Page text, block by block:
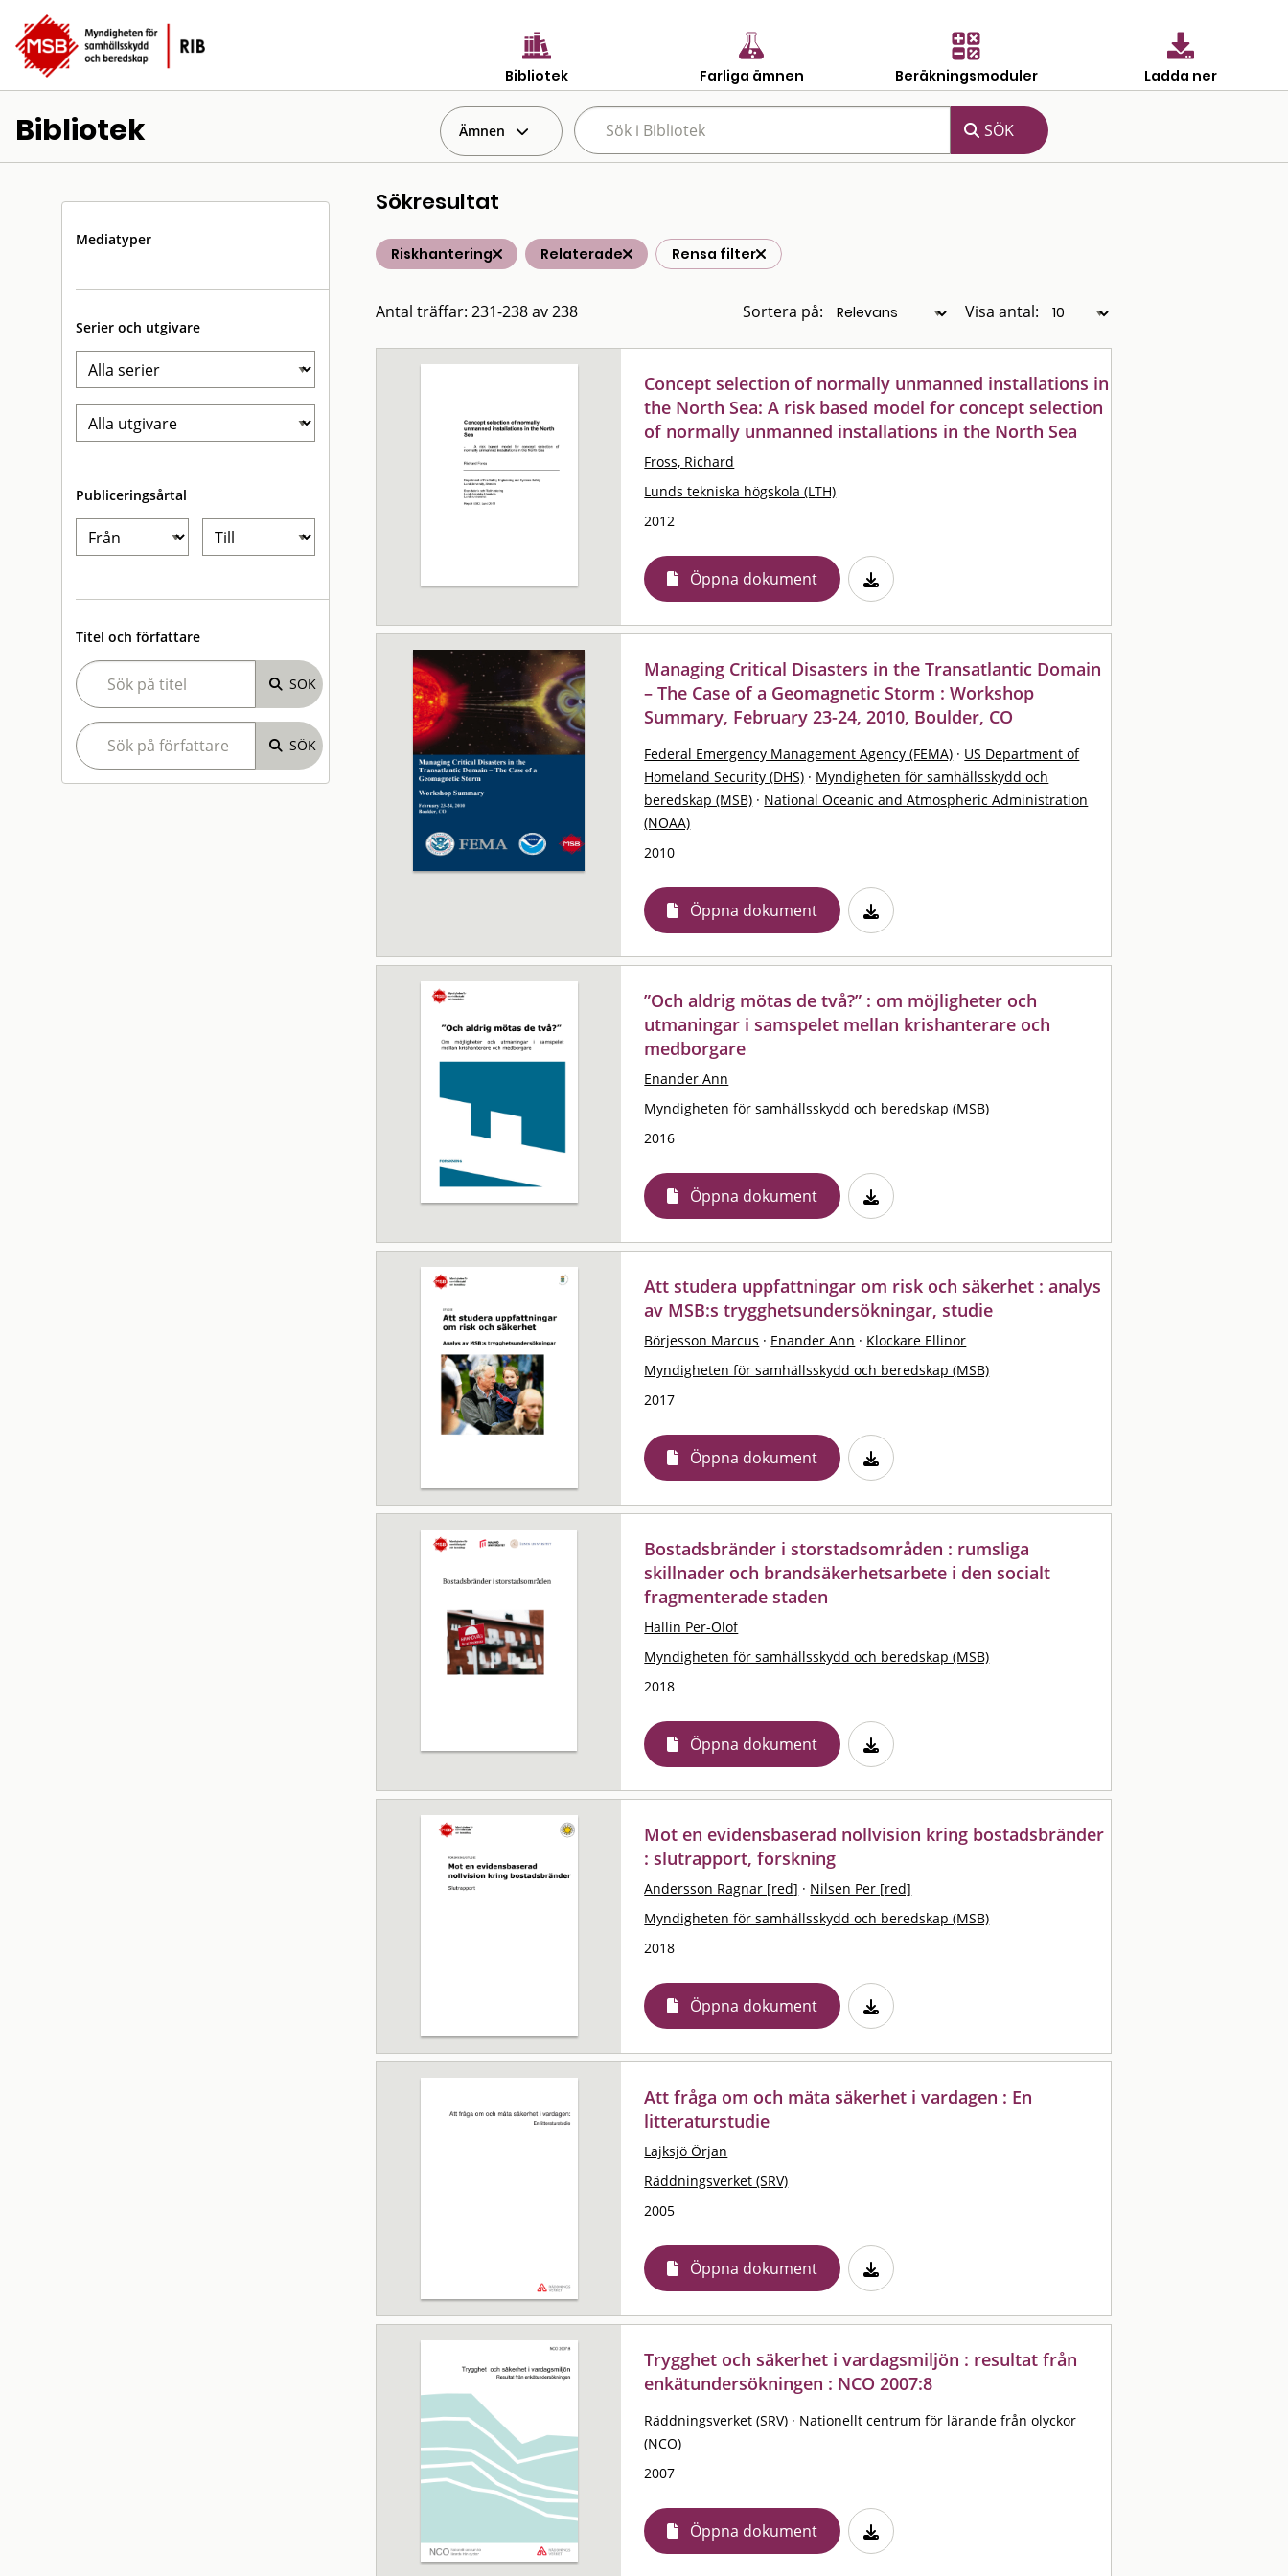
Bibliotek Farliga ämnen Beräkningsmoduler Ladda ner
Bibliotek Ämnen
Mediatyper
Serier och utgivare
Publiceringsårtal
Titel och författare
Sökresultat
Riskhantering Relaterade Rensa filter
Antal träffar: 231-238 av 238 Sortera på: Visa antal:
Concept selection of normally unmanned installations in
the North Sea: A risk based model for concept selection
of normally unmanned installations in the North Sea
Fross, Richard
Lunds tekniska högskola (LTH)
2012
Öppna dokument
Managing Critical Disasters in the Transatlantic Domain
– The Case of a Geomagnetic Storm : Workshop
Summary, February 23-24, 2010, Boulder, CO
Federal Emergency Management Agency (FEMA) · US Department of
Homeland Security (DHS) · Myndigheten för samhällsskydd och
beredskap (MSB) · National Oceanic and Atmospheric Administration
(NOAA)
2010
Öppna dokument
”Och aldrig mötas de två?” : om möjligheter och
utmaningar i samspelet mellan krishanterare och
medborgare
Enander Ann
Myndigheten för samhällsskydd och beredskap (MSB)
2016
Öppna dokument
Att studera uppfattningar om risk och säkerhet : analys
av MSB:s trygghetsundersökningar, studie
Börjesson Marcus · Enander Ann · Klockare Ellinor
Myndigheten för samhällsskydd och beredskap (MSB)
2017
Öppna dokument
Bostadsbränder i storstadsområden : rumsliga
skillnader och brandsäkerhetsarbete i den socialt
fragmenterade staden
Hallin Per-Olof
Myndigheten för samhällsskydd och beredskap (MSB)
2018
Öppna dokument
Mot en evidensbaserad nollvision kring bostadsbränder
: slutrapport, forskning
Andersson Ragnar [red] · Nilsen Per [red]
Myndigheten för samhällsskydd och beredskap (MSB)
2018
Öppna dokument
Att fråga om och mäta säkerhet i vardagen : En
litteraturstudie
Lajksjö Örjan
Räddningsverket (SRV)
2005
Öppna dokument
Trygghet och säkerhet i vardagsmiljön : resultat från
enkätundersökningen : NCO 2007:8
Räddningsverket (SRV) · Nationellt centrum för lärande från olyckor
(NCO)
2007
Öppna dokument